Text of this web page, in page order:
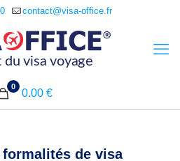
contact@visa-office.fr
0
0.00 €
formalités de visa